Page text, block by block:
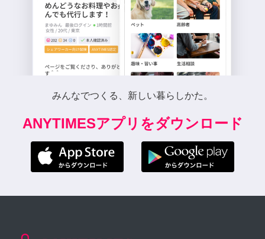
みんなでつくる、新しい暮らしかた。
ANYTIMESアプリをダウンロード